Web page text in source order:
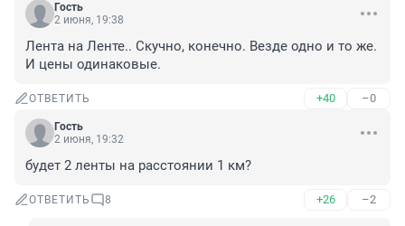
Гость
2 июня, 19:38
Лента на Ленте.. Скучно, конечно. Везде одно и то же.
И цены одинаковые.
ОТВЕТИТЬ +40 –0
Гость
2 июня, 19:32
будет 2 ленты на расстоянии 1 км?
ОТВЕТИТЬ 8 +26 –2